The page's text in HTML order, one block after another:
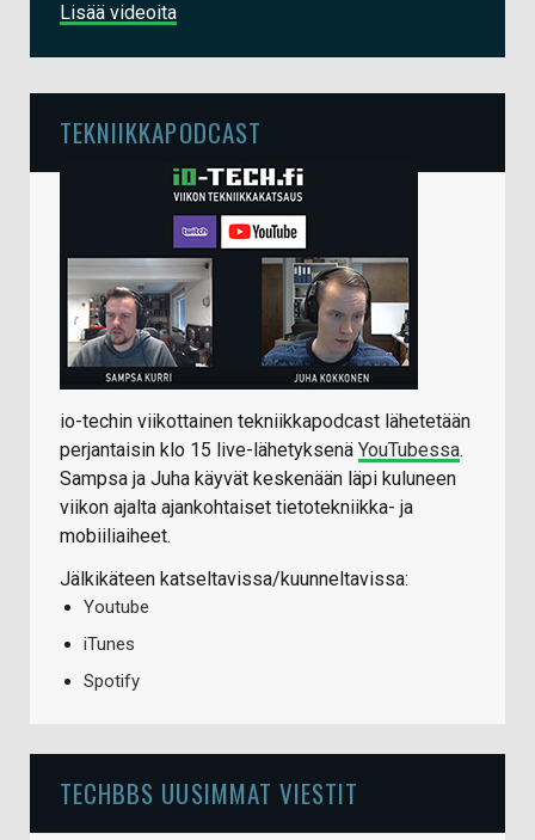
Lisää videoita
TEKNIIKKAPODCAST
io-techin viikottainen tekniikkapodcast lähetetään
perjantaisin klo 15 live-lähetyksenä YouTubessa.
Sampsa ja Juha käyvät keskenään läpi kuluneen
viikon ajalta ajankohtaiset tietotekniikka- ja
mobiiliaiheet.
Jälkikäteen katseltavissa/kuunneltavissa:
Youtube
iTunes
Spotify
TECHBBS UUSIMMAT VIESTIT